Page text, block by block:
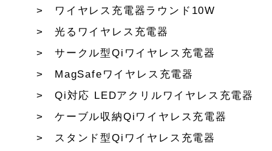
ワイヤレス充電器ラウンド10W
光るワイヤレス充電器
サークル型Qiワイヤレス充電器
MagSafeワイヤレス充電器
Qi対応 LEDアクリルワイヤレス充電器
ケーブル収納Qiワイヤレス充電器
スタンド型Qiワイヤレス充電器